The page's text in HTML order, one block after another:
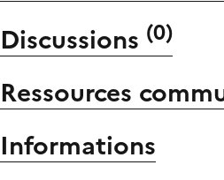
Discussions (0)
Ressources
Informations